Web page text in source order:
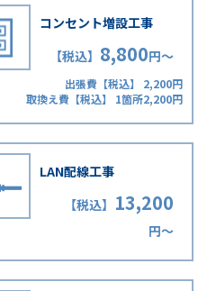
コンセント増設工事
【税込】 8,800円〜
出張費【税込】 2,200円
取換え費【税込】 1箇所2,200円
LAN配線工事
【税込】 13,200
円〜